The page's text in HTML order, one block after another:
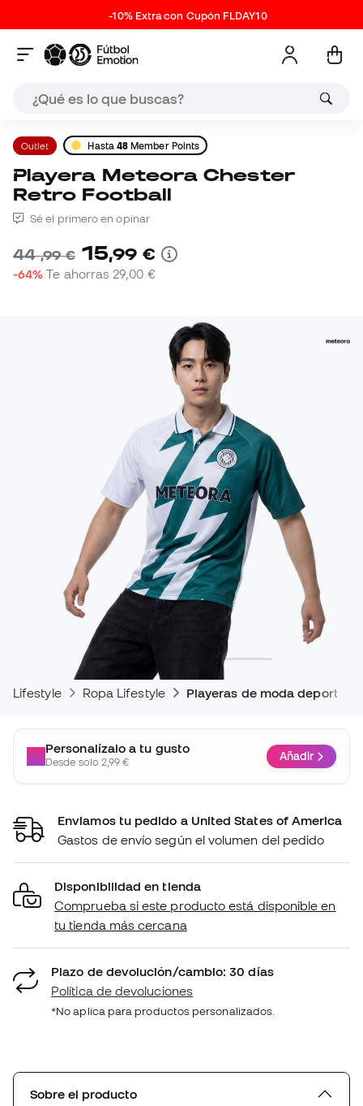
-10% Extra con Cupón FLDAY10
Outlet Hasta 48 Member Points
Playera Meteora Chester
Retro Football
Sé el primero en opinar
44,99 € 15,99 €
-64% Te ahorras 29,00 €
Lifestyle Ropa Lifestyle Playeras de moda deportiva
Personalízalo a tu gusto
Desde solo 2,99 € Añadir
Enviamos tu pedido a United States of America
Gastos de envío según el volumen del pedido
Disponibilidad en tienda
Comprueba si este producto está disponible en
tu tienda más cercana
Plazo de devolución/cambio: 30 días
Política de devoluciones
*No aplica para productos personalizados.
Sobre el producto